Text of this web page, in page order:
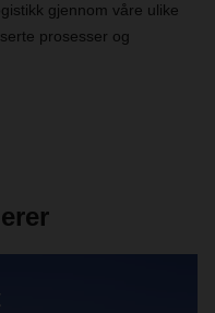
gjennom våre ulike
prosesser og